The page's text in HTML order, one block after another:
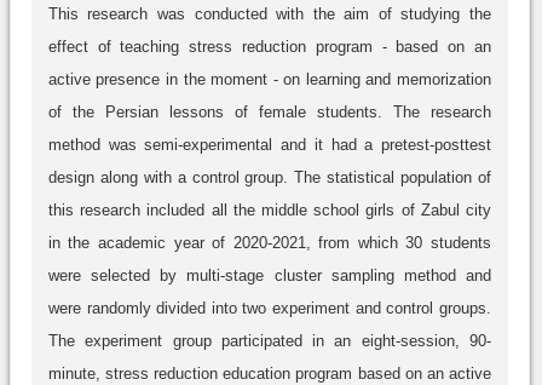
This research was conducted with the aim of studying the
effect of teaching stress reduction program - based on an
active presence in the moment - on learning and memorization
of the Persian lessons of female students. The research
method was semi-experimental and it had a pretest-posttest
design along with a control group. The statistical population of
this research included all the middle school girls of Zabul city
in the academic year of 2020-2021, from which 30 students
were selected by multi-stage cluster sampling method and
were randomly divided into two experiment and control groups.
The experiment group participated in an eight-session, 90-
minute, stress reduction education program based on an active